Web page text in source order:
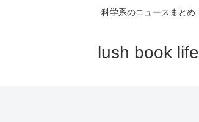
科学系のニュースまとめ
lush book life